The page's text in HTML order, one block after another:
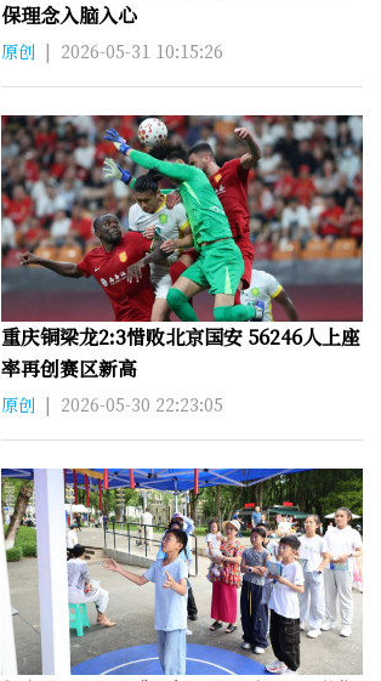
保理念入脑入心
原创 | 2026-05-31 10:15:26
重庆铜梁龙2:3惜败北京国安 56246人上座
率再创赛区新高
原创 | 2026-05-30 22:23:05